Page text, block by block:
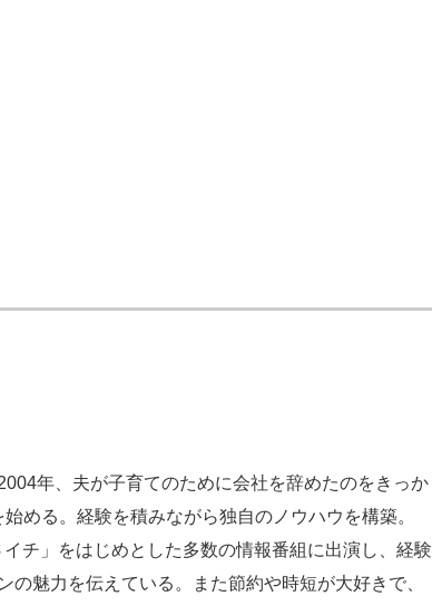
年、夫が子育てのために会社を辞めたのをきっか
める。経験を積みながら独自のノウハウを構築。
チ」をはじめとした多数の情報番組に出演し、経験
魅力を伝えている。また節約や時短が大好きで、